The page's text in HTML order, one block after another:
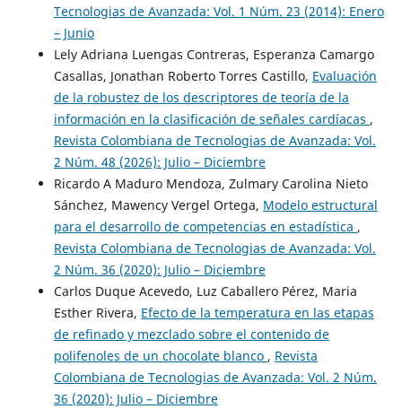
Tecnologias de Avanzada: Vol. 1 Núm. 23 (2014): Enero
– Junio
Lely Adriana Luengas Contreras, Esperanza Camargo
Casallas, Jonathan Roberto Torres Castillo, Evaluación
de la robustez de los descriptores de teoría de la
información en la clasificación de señales cardíacas ,
Revista Colombiana de Tecnologias de Avanzada: Vol.
2 Núm. 48 (2026): Julio – Diciembre
Ricardo A Maduro Mendoza, Zulmary Carolina Nieto
Sánchez, Mawency Vergel Ortega, Modelo estructural
para el desarrollo de competencias en estadística ,
Revista Colombiana de Tecnologias de Avanzada: Vol.
2 Núm. 36 (2020): Julio – Diciembre
Carlos Duque Acevedo, Luz Caballero Pérez, Maria
Esther Rivera, Efecto de la temperatura en las etapas
de refinado y mezclado sobre el contenido de
polifenoles de un chocolate blanco , Revista
Colombiana de Tecnologias de Avanzada: Vol. 2 Núm.
36 (2020): Julio – Diciembre